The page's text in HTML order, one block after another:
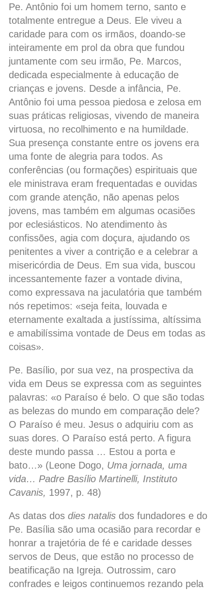
Pe. Antônio foi um homem terno, santo e
totalmente entregue a Deus. Ele viveu a
caridade para com os irmãos, doando-se
inteiramente em prol da obra que fundou
juntamente com seu irmão, Pe. Marcos,
dedicada especialmente à educação de
crianças e jovens. Desde a infância, Pe.
Antônio foi uma pessoa piedosa e zelosa em
suas práticas religiosas, vivendo de maneira
virtuosa, no recolhimento e na humildade.
Sua presença constante entre os jovens era
uma fonte de alegria para todos. As
conferências (ou formações) espirituais que
ele ministrava eram frequentadas e ouvidas
com grande atenção, não apenas pelos
jovens, mas também em algumas ocasiões
por eclesiásticos. No atendimento às
confissões, agia com doçura, ajudando os
penitentes a viver a contrição e a celebrar a
misericórdia de Deus. Em sua vida, buscou
incessantemente fazer a vontade divina,
como expressava na jaculatória que também
nós repetimos: «seja feita, louvada e
eternamente exaltada a justíssima, altíssima
e amabilíssima vontade de Deus em todas as
coisas».
Pe. Basílio, por sua vez, na prospectiva da
vida em Deus se expressa com as seguintes
palavras: «o Paraíso é belo. O que são todas
as belezas do mundo em comparação dele?
O Paraíso é meu. Jesus o adquiriu com as
suas dores. O Paraíso está perto. A figura
deste mundo passa … Estou a porta e
bato…» (Leone Dogo, Uma jornada, uma
vida… Padre Basílio Martinelli, Instituto
Cavanis, 1997, p. 48)
As datas dos dies natalis dos fundadores e do
Pe. Basília são uma ocasião para recordar e
honrar a trajetória de fé e caridade desses
servos de Deus, que estão no processo de
beatificação na Igreja. Outrossim, caro
confrades e leigos continuemos rezando pela